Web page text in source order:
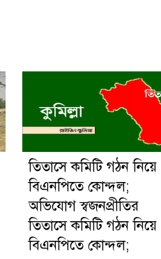
তিতাসে কমিটি গঠন নিয়ে
বিএনপিতে কোন্দল;
অভিযোগ স্বজনপ্রীতির
তিতাসে কমিটি গঠন নিয়ে
বিএনপিতে কোন্দল;